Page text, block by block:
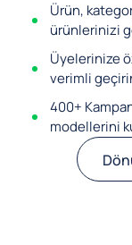
Ürün,
ürünlerinizi
Üyelerinize
verimli
400+
modellerini